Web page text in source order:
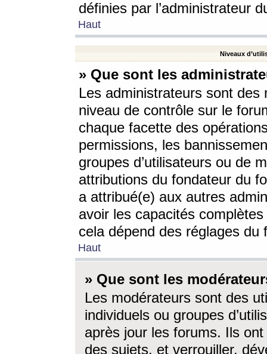
définies par l’administrateur
Haut
Niveaux
» Que sont les
Les administrateurs sont
niveau de contrôle sur le
chaque facette des
permissions, les
groupes d’utilisateurs ou de
attributions du fondateur du
a attribué(e) aux autres
avoir les capacités
cela dépend des réglages du
Haut
» Que sont les
Les modérateurs sont des
individuels ou groupes
après jour les forums. Ils ont
des sujets, et verrouiller,